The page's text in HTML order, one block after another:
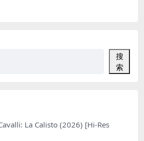
搜
索
La Calisto (2026) [Hi-Res